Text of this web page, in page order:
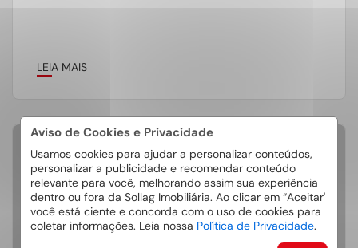
Aviso de Cookies e Privacidade
Usamos cookies para ajudar a personalizar conteúdos,
personalizar a publicidade e recomendar conteúdo
relevante para você, melhorando assim sua experiência
dentro ou fora da Sollag Imobiliária. Ao clicar em “Aceitar'
você está ciente e concorda com o uso de cookies para
coletar informações. Leia nossa Política de Privacidade.
LEIA MAIS
20
Jun